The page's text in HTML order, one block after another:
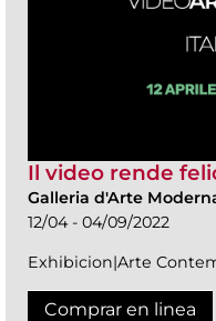
Il video rende
Galleria d'Arte
12/04 - 04/09/2022
Exhibicion|Arte
Comprar en linea